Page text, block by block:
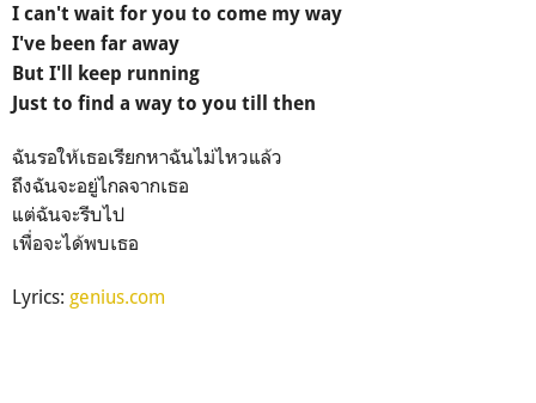
I can't wait for you to come my way
I've been far away
But I'll keep running
Just to find a way to you till then
ฉันรอให้เธอเรียกหาฉันไม่ไหวแล้ว
ถึงฉันจะอยู่ไกลจากเธอ
แต่ฉันจะรีบไป
เพื่อจะได้พบเธอ
Lyrics: genius.com